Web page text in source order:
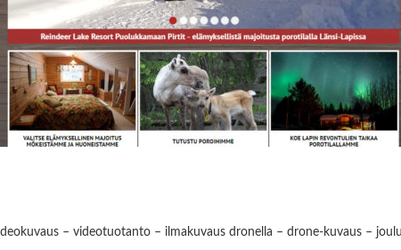
– videotuotanto – ilmakuvaus dronella – drone-kuvaus –